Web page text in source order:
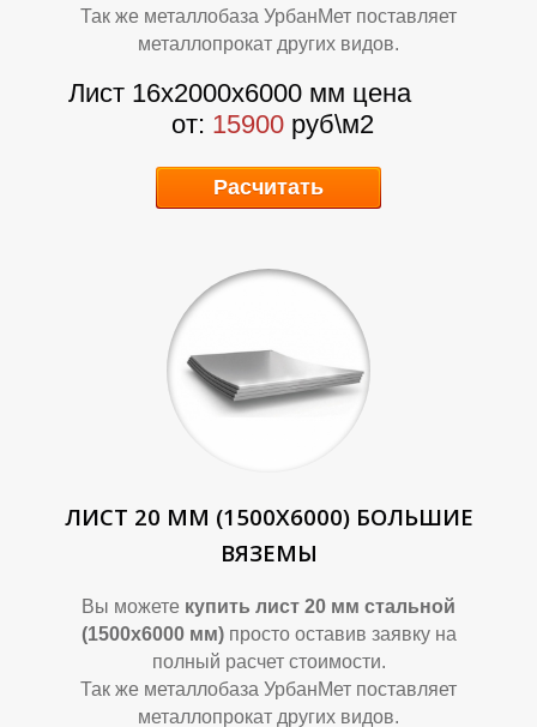
Т
Так же металлобаза УрбанМет поставляет
металлопрокат других видов.
Лист 16х2000х6000 мм цена
от: 15900руб\м2
Расчитать
ЛИСТ 20 ММ (1500Х6000) БОЛЬШИЕ
ВЯЗЕМЫ
Вы можете купить лист 20 мм стальной
(1500х6000 мм) просто оставив заявку на
полный расчет стоимости.
Так же металлобаза УрбанМет поставляет
металлопрокат других видов.
Т